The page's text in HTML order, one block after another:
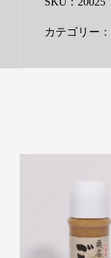
み
カテゴリー：